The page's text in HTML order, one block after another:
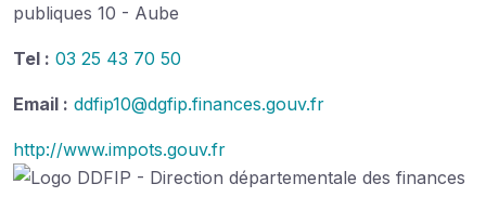
publiques 10 - Aube
Tel : 03 25 43 70 50
Email : ddfip10@dgfip.finances.gouv.fr
http://www.impots.gouv.fr